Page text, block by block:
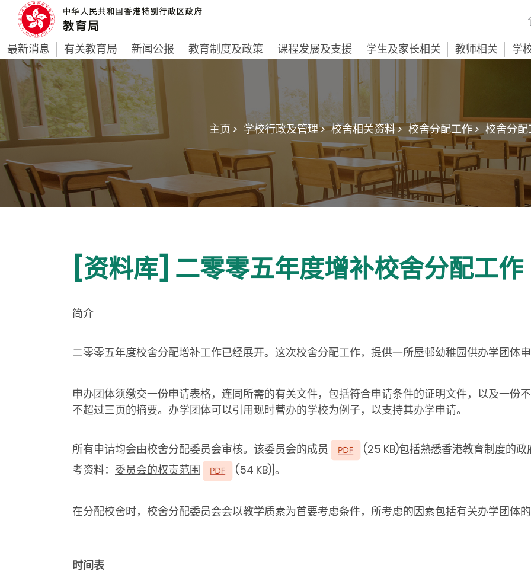
最新消息 有关教育局 新闻公报 教育制度及政策 课程发展及支援 学生及家长相关 教师相关 学
主页 > 学校行政及管理 > 校舍相关资料 > 校舍分配工作 > 校舍分
[资料库] 二零零五年度增补校舍分配工作
简介
二零零五年度校舍分配增补工作已经展开。这次校舍分配工作，提供一所屋邨幼稚园供办学团体
申办团体须缴交一份申请表格，连同所需的有关文件，包括符合申请条件的证明文件，以及一份
不超过三页的摘要。办学团体可以引用现时营办的学校为例子，以支持其办学申请。
所有申请均会由校舍分配委员会审核。该委员会的成员
(25 KB)包括熟悉香港教育制度的
考资料： 委员会的权责范围 (54 KB)]。
在分配校舍时，校舍分配委员会会以教学质素为首要考虑条件，所考虑的因素包括有关办学团体
时间表